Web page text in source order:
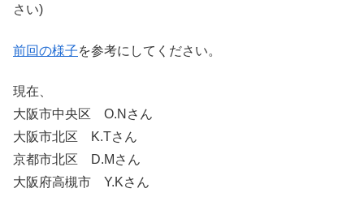
さい)
前回の様子を参考にしてください。
現在、
大阪市中央区 O.Nさん
大阪市北区 K.Tさん
京都市北区 D.Mさん
大阪府高槻市 Y.Kさん